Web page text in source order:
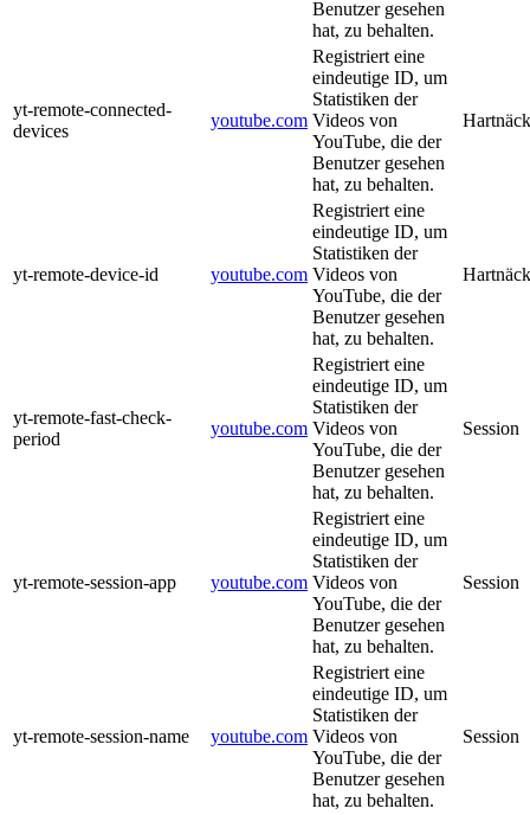
Benutzer gesehen
hat, zu behalten.
yt-remote-connected-
devices
youtube.com
Registriert eine
eindeutige ID, um
Statistiken der
Videos von
YouTube, die der
Benutzer gesehen
hat, zu behalten.
yt-remote-device-id youtube.com
Registriert eine
eindeutige ID, um
Statistiken der
Videos von
YouTube, die der
Benutzer gesehen
hat, zu behalten.
yt-remote-fast-check-
period
youtube.com
Registriert eine
eindeutige ID, um
Statistiken der
Videos von
YouTube, die der
Benutzer gesehen
hat, zu behalten.
Session
yt-remote-session-app youtube.com
Registriert eine
eindeutige ID, um
Statistiken der
Videos von
YouTube, die der
Benutzer gesehen
hat, zu behalten.
Session
yt-remote-session-name youtube.com
Registriert eine
eindeutige ID, um
Statistiken der
Videos von
YouTube, die der
Benutzer gesehen
hat, zu behalten.
Session